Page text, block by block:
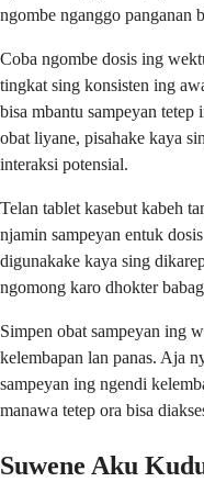
ngombe nganggo panganan
Coba ngombe dosis ing
tingkat sing konsisten ing
bisa mbantu sampeyan
obat liyane, pisahake kaya
interaksi potensial.
Telan tablet kasebut kabeh
njamin sampeyan entuk
digunakake kaya sing
ngomong karo dhokter
Simpen obat sampeyan ing
kelembapan lan panas. Aja
sampeyan ing ngendi
manawa tetep ora bisa
Suwene Aku